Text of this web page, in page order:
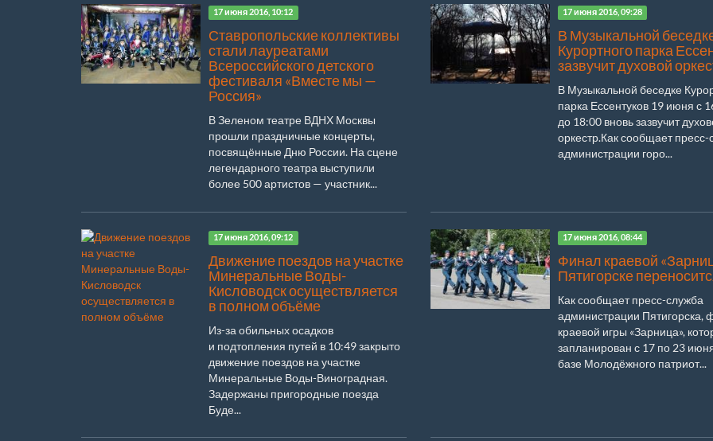
17 июня 2016, 10:12
Ставропольские коллективы
стали лауреатами
Всероссийского детского
фестиваля «Вместе мы —
Россия»
В Зеленом театре ВДНХ Москвы
прошли праздничные концерты,
посвящённые Дню России. На сцене
легендарного театра выступили
более 500 артистов — участник...
17 июня 2016, 09:28
В Музыкальной
Курортного парка
зазвучит духовой
В Музыкальной беседке
парка Ессентуков 19 июня с
до 18:00 вновь зазвучит
оркестр.Как сообщает пресс-
администрации горо...
17 июня 2016, 09:12
Движение поездов на участке
Минеральные Воды-
Кисловодск осуществляется
в полном объёме
Из-за обильных осадков
и подтопления путей в 10:49 закрыто
движение поездов на участке
Минеральные Воды-Виноградная.
Задержаны пригородные поезда
Буде...
17 июня 2016, 08:44
Финал краевой
Пятигорске
Как сообщает пресс-служба
администрации Пятигорска,
краевой игры «Зарница»,
запланирован с 17 по 23
базе Молодёжного патриот...